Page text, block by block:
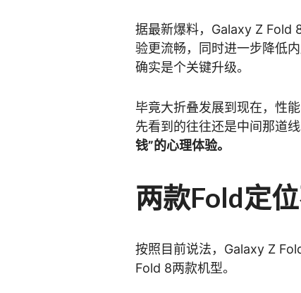
据最新爆料，Galaxy Z Fold
验更流畅，同时进一步降低
确实是个关键升级。
毕竟大折叠发展到现在，性
先看到的往往还是中间那道线
钱”的心理体验。
两款Fold定
按照目前说法，Galaxy Z
Fold 8两款机型。